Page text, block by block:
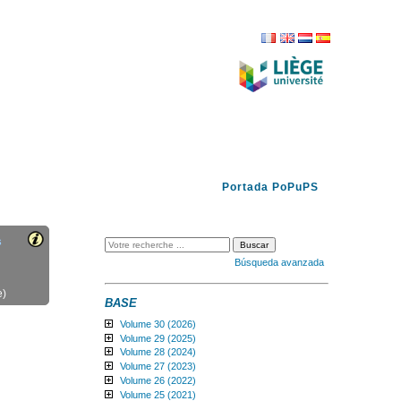
FR EN NL ES
Portada PoPuPS
Búsqueda avanzada
BASE
Volume 30 (2026)
Volume 29 (2025)
Volume 28 (2024)
Volume 27 (2023)
Volume 26 (2022)
Volume 25 (2021)